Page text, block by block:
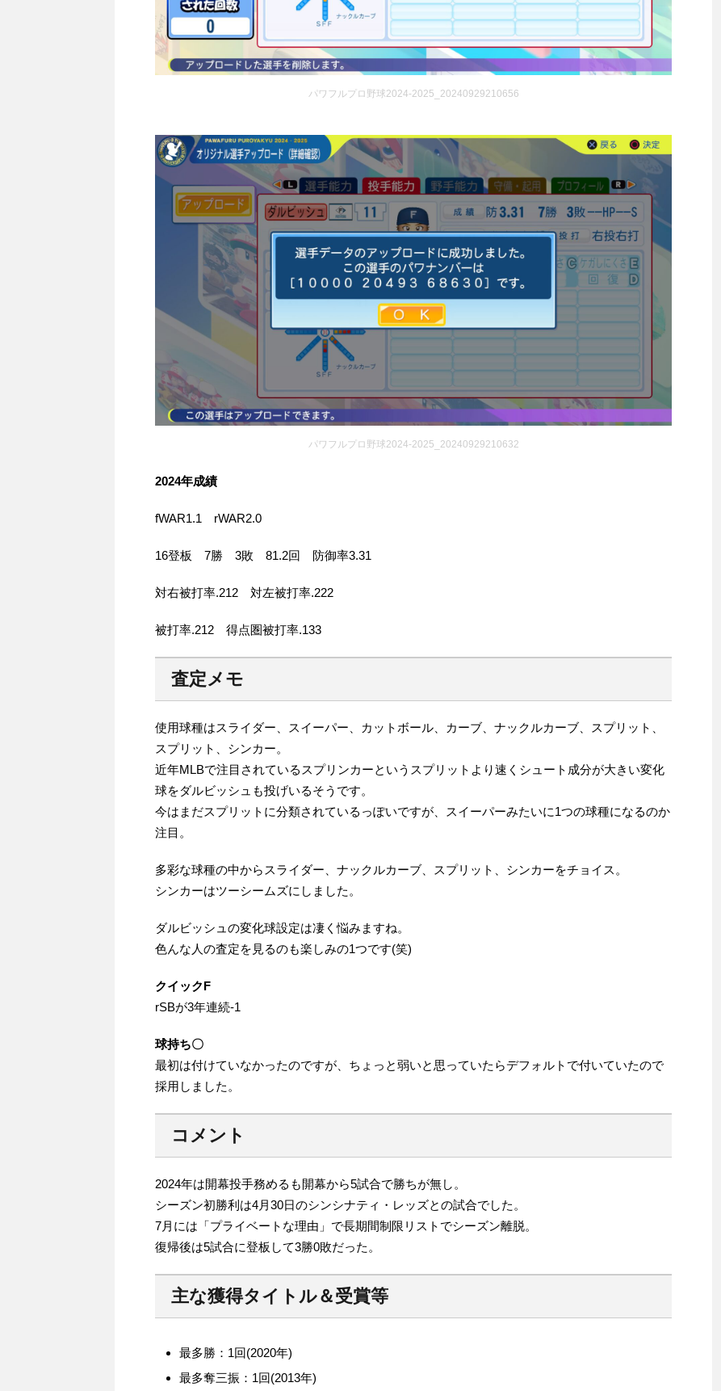
パワフルプロ野球2024-2025_20240929210656
パワフルプロ野球2024-2025_20240929210632
2024年成績
fWAR1.1 rWAR2.0
16登板 7勝 3敗 81.2回 防御率3.31
対右被打率.212 対左被打率.222
被打率.212 得点圏被打率.133
査定メモ
使用球種はスライダー、スイーパー、カットボール、カーブ、ナックルカーブ、スプリット、
スプリット、シンカー。
近年MLBで注目されているスプリンカーというスプリットより速くシュート成分が大きい変化
球をダルビッシュも投げいるそうです。
今はまだスプリットに分類されているっぽいですが、スイーパーみたいに1つの球種になるのか
注目。
多彩な球種の中からスライダー、ナックルカーブ、スプリット、シンカーをチョイス。
シンカーはツーシームズにしました。
ダルビッシュの変化球設定は凄く悩みますね。
色んな人の査定を見るのも楽しみの1つです(笑)
クイックF
rSBが3年連続-1
球持ち〇
最初は付けていなかったのですが、ちょっと弱いと思っていたらデフォルトで付いていたので
採用しました。
コメント
2024年は開幕投手務めるも開幕から5試合で勝ちが無し。
シーズン初勝利は4月30日のシンシナティ・レッズとの試合でした。
7月には「プライベートな理由」で長期間制限リストでシーズン離脱。
復帰後は5試合に登板して3勝0敗だった。
主な獲得タイトル＆受賞等
最多勝：1回(2020年)
最多奪三振：1回(2013年)